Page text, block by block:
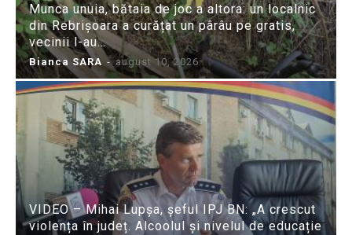
Munca unuia, bătaia de joc a altora: un localnic
din Rebrișoara a curățat un pârâu pe gratis,
vecinii l-au...
Bianca SARA - august 10, 2026
VIDEO – Mihai Lupșa, șeful IPJ BN: „A crescut
violența în județ. Alcoolul și nivelul de educație